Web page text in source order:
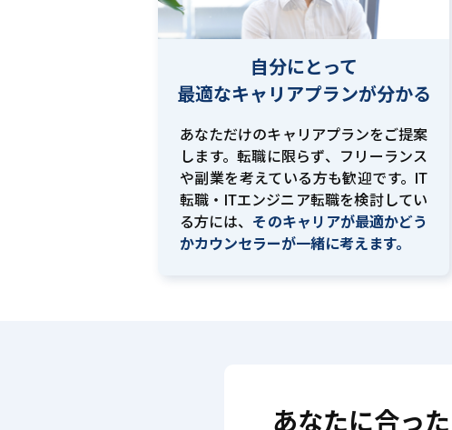
自分にとって
最適なキャリアプランが分かる
あなただけのキャリアプランをご提案
します。転職に限らず、フリーランス
や副業を考えている方も歓迎です。IT
転職・ITエンジニア転職を検討してい
る方には、 そのキャリアが最適かどう
かカウンセラーが一緒に考えます。
あなたに合った